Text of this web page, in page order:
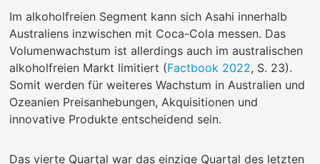
Im alkoholfreien Segment kann sich Asahi innerhalb
Australiens inzwischen mit Coca-Cola messen. Das
Volumenwachstum ist allerdings auch im australischen
alkoholfreien Markt limitiert (Factbook 2022, S. 23).
Somit werden für weiteres Wachstum in Australien und
Ozeanien Preisanhebungen, Akquisitionen und
innovative Produkte entscheidend sein.
Das vierte Quartal war das einzige Quartal des letzten